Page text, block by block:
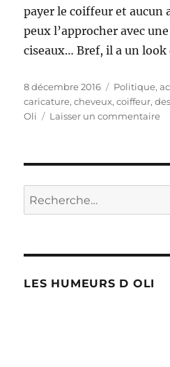
payer le coiffeur et aucun
peux l’approcher avec
ciseaux… Bref, il a un look
Publié
le
8 décembre 2016 Catégories
Politique,
caricature,cheveux,coiffeur,
Oli
Laisser un commentairesur
Recherche
pour :
LES HUMEURS D OLI